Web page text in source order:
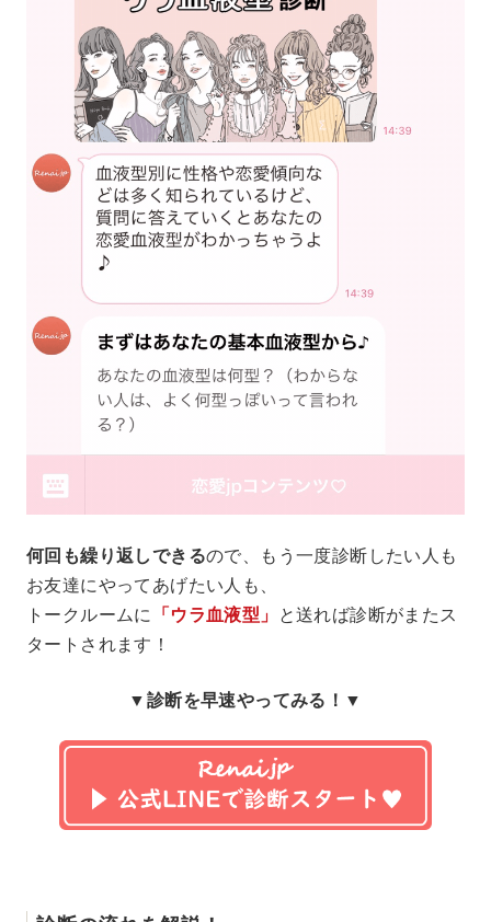
何回も繰り返しできるので、もう一度診断したい人も
お友達にやってあげたい人も、
トークルームに 「ウラ血液型」 と送れば診断がまたス
タートされます！
▼診断を早速やってみる！▼